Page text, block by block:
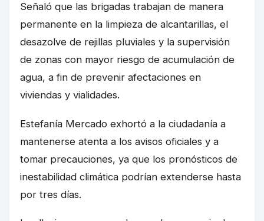
Señaló que las brigadas trabajan de manera
permanente en la limpieza de alcantarillas, el
desazolve de rejillas pluviales y la supervisión
de zonas con mayor riesgo de acumulación de
agua, a fin de prevenir afectaciones en
viviendas y vialidades.
Estefanía Mercado exhortó a la ciudadanía a
mantenerse atenta a los avisos oficiales y a
tomar precauciones, ya que los pronósticos de
inestabilidad climática podrían extenderse hasta
por tres días.